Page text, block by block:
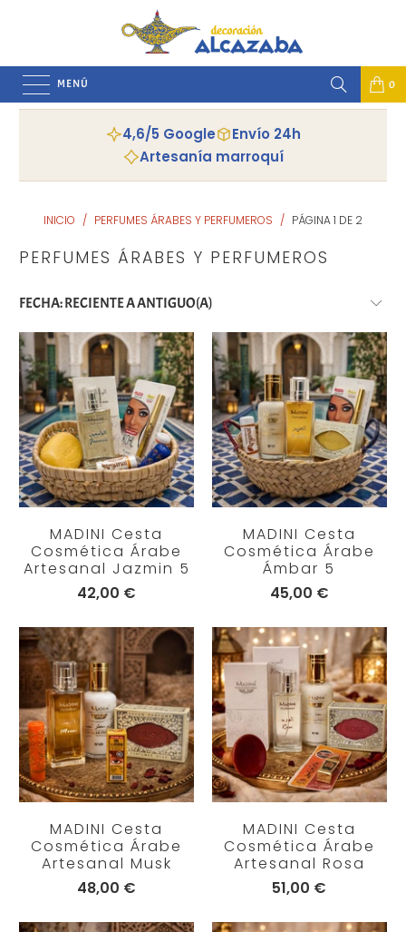
MENÚ 0
4,6/5 Google
Envío 24h
Artesanía marroquí
INICIO / PERFUMES ÁRABES Y PERFUMEROS / PÁGINA 1 DE 2
PERFUMES ÁRABES Y PERFUMEROS
MADINI Cesta
Cosmética Árabe
Artesanal Jazmin 5
42,00 €
MADINI Cesta
Cosmética Árabe
Ámbar 5
45,00 €
MADINI Cesta
Cosmética Árabe
Artesanal Musk
48,00 €
MADINI Cesta
Cosmética Árabe
Artesanal Rosa
51,00 €